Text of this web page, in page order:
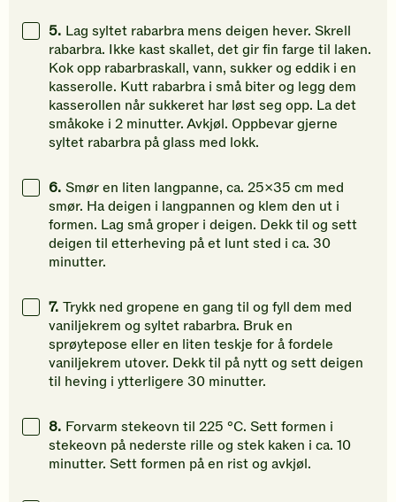
5. Lag syltet rabarbra mens deigen hever. Skrell
rabarbra. Ikke kast skallet, det gir fin farge til laken.
Kok opp rabarbraskall, vann, sukker og eddik i en
kasserolle. Kutt rabarbra i små biter og legg dem
kasserollen når sukkeret har løst seg opp. La det
småkoke i 2 minutter. Avkjøl. Oppbevar gjerne
syltet rabarbra på glass med lokk.
6. Smør en liten langpanne, ca. 25x35 cm med
smør. Ha deigen i langpannen og klem den ut i
formen. Lag små groper i deigen. Dekk til og sett
deigen til etterheving på et lunt sted i ca. 30
minutter.
7. Trykk ned gropene en gang til og fyll dem med
vaniljekrem og syltet rabarbra. Bruk en
sprøytepose eller en liten teskje for å fordele
vaniljekrem utover. Dekk til på nytt og sett deigen
til heving i ytterligere 30 minutter.
8. Forvarm stekeovn til 225 °C. Sett formen i
stekeovn på nederste rille og stek kaken i ca. 10
minutter. Sett formen på en rist og avkjøl.